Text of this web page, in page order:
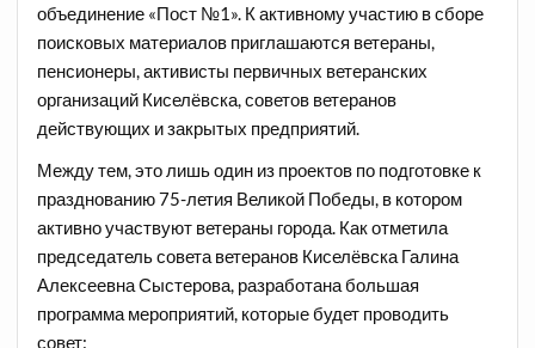
объединение «Пост №1». К активному участию в сборе
поисковых материалов приглашаются ветераны,
пенсионеры, активисты первичных ветеранских
организаций Киселёвска, советов ветеранов
действующих и закрытых предприятий.
Между тем, это лишь один из проектов по подготовке к
празднованию 75-летия Великой Победы, в котором
активно участвуют ветераны города. Как отметила
председатель совета ветеранов Киселёвска Галина
Алексеевна Сыстерова, разработана большая
программа мероприятий, которые будет проводить
совет: